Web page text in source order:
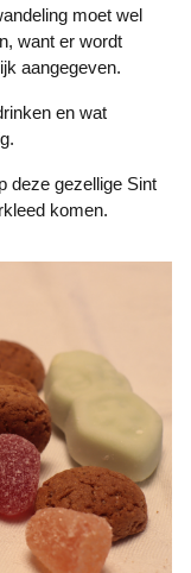
moet wel
want er wordt
aangegeven.
komen.